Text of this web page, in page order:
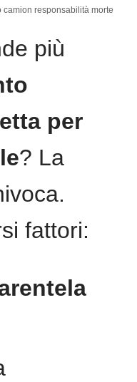
responsabilità morte
più
per
? La
fattori: